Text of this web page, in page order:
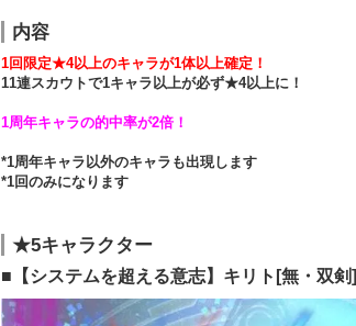
内容
1回限定★4以上のキャラが1体以上確定！
11連スカウトで1キャラ以上が必ず★4以上に！
1周年キャラの的中率が2倍！
*1周年キャラ以外のキャラも出現します
*1回のみになります
★5キャラクター
■【システムを超える意志】キリト[無・双剣]